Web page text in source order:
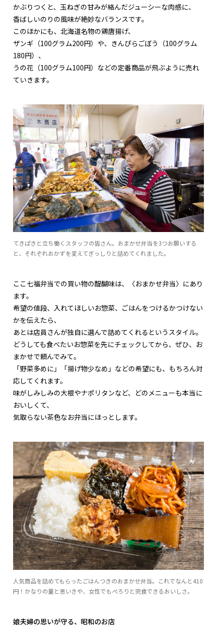
かぶりつくと、玉ねぎの甘みが絡んだジューシーな肉感に、
香ばしいのりの風味が絶妙なバランスです。
このほかにも、北海道名物の鶏唐揚げ、
ザンギ（100グラム200円）や、きんぴらごぼう（100グラム
180円）、
うの花（100グラム100円）などの定番商品が飛ぶように売れ
ていきます。
てきぱきと立ち働くスタッフの皆さん。おまかせ弁当を3つお願いする
と、それぞれおかずを変えてぎっしりと詰めてくれました。
ここ七福弁当での買い物の醍醐味は、〈おまかせ弁当〉にあり
ます。
希望の値段、入れてほしいお惣菜、ごはんをつけるかつけない
かを伝えたら、
あとは店員さんが独自に選んで詰めてくれるというスタイル。
どうしても食べたいお惣菜を先にチェックしてから、ぜひ、お
まかせで頼んでみて。
「野菜多めに」「揚げ物少なめ」などの希望にも、もちろん対
応してくれます。
味がしみしみの大根やナポリタンなど、どのメニューも本当に
おいしくて、
気取らない茶色なお弁当にほっとします。
人気商品を詰めてもらったごはんつきのおまかせ弁当。これでなんと410
円！かなりの量と思いきや、女性でもぺろりと完食できるおいしさ。
娘夫婦の思いが守る、昭和のお店